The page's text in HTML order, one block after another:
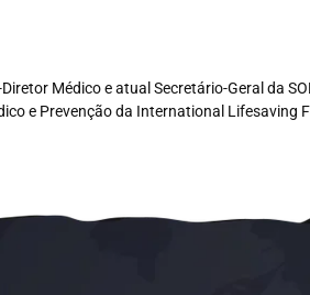
Médico e atual Secretário-Geral da
e Prevenção da International Lifesaving